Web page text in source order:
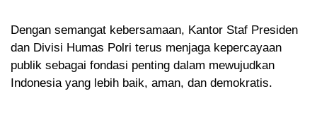
Dengan semangat kebersamaan, Kantor Staf Presiden
dan Divisi Humas Polri terus menjaga kepercayaan
publik sebagai fondasi penting dalam mewujudkan
Indonesia yang lebih baik, aman, dan demokratis.